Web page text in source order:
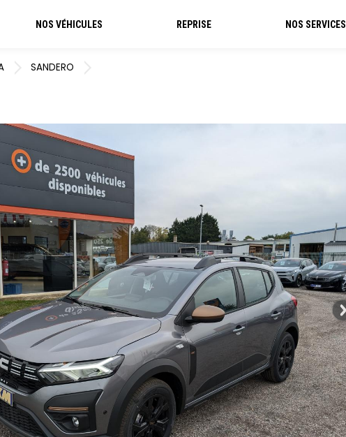
NOS VÉHICULES REPRISE NOS SERVICES
SANDERO